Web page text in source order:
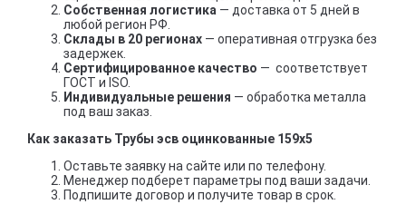
Собственная логистика — доставка от 5 дней в
любой регион РФ.
Склады в 20 регионах — оперативная отгрузка без
задержек.
Сертифицированное качество — соответствует
ГОСТ и ISO.
Индивидуальные решения — обработка металла
под ваш заказ.
Как заказать Трубы эсв оцинкованные 159х5
Оставьте заявку на сайте или по телефону.
Менеджер подберет параметры под ваши задачи.
Подпишите договор и получите товар в срок.